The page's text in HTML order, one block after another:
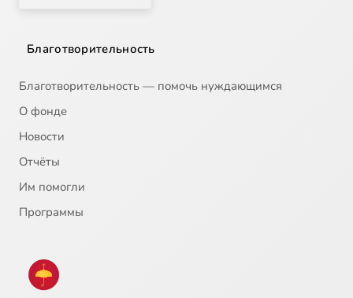
Благотворительность
Благотворительность — помочь нуждающимся
О фонде
Новости
Отчёты
Им помогли
Программы